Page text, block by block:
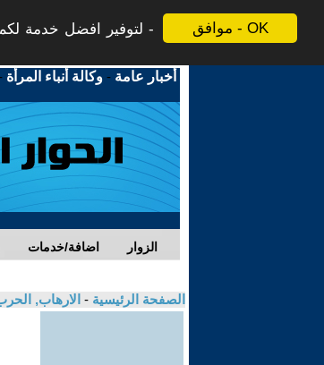
موافق - OK
لتوفير افضل خدمة
أخبار عامة -وكالة أنباء المرأة
اضافة/خدمات الزوار
الصفحة الرئيسية - الارهاب,